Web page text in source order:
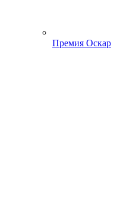
Премия Оскар